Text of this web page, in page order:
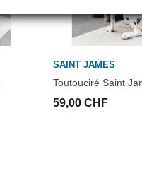
SAINT JAMES
Toutouciré Saint
59,00 CHF